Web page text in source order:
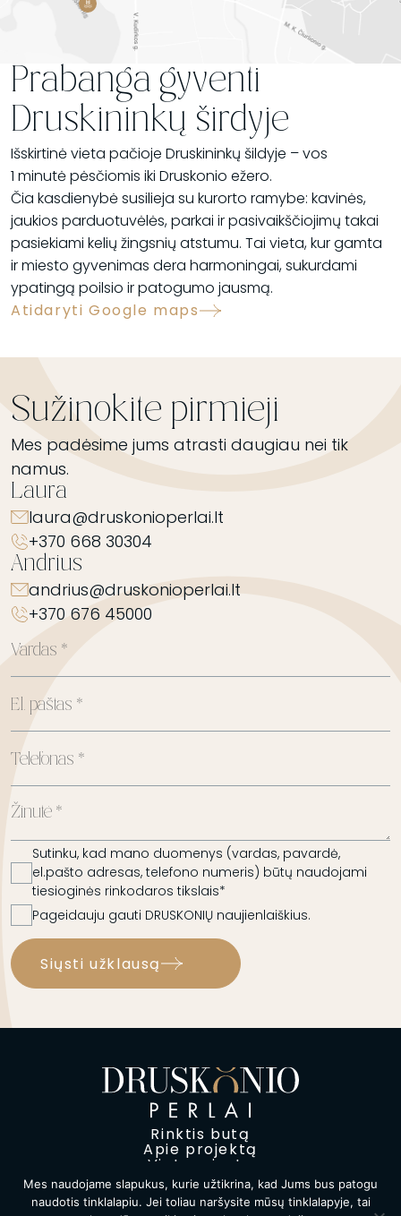
Prabanga gyventi
Druskininkų širdyje
Išskirtinė vieta pačioje Druskininkų šildyje – vos
1 minutė pėsčiomis iki Druskonio ežero.
Čia kasdienybė susilieja su kurorto ramybe: kavinės,
jaukios parduotuvėlės, parkai ir pasivaikščiojimų takai
pasiekiami kelių žingsnių atstumu. Tai vieta, kur gamta
ir miesto gyvenimas dera harmoningai, sukurdami
ypatingą poilsio ir patogumo jausmą.
Atidaryti Google maps
Sužinokite pirmieji
Mes padėsime jums atrasti daugiau nei tik
namus.
Laura
laura@druskonioperlai.lt
+370 668 30304
Andrius
andrius@druskonioperlai.lt
+370 676 45000
Sutinku, kad mano duomenys (vardas, pavardė,
el.pašto adresas, telefono numeris) būtų naudojami
tiesioginės rinkodaros tikslais*
Pageidauju gauti DRUSKONIŲ naujienlaiškius.
Siųsti užklausą
Rinktis butą
Apie projektą
Vieta mieste
Investicijai
Kontaktai
Mes naudojame slapukus, kurie užtikrina, kad Jums bus patogu
naudotis tinklalapiu. Jei toliau naršysite mūsų tinklalapyje, tai